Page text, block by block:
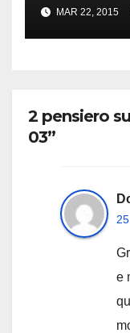
MAR 22, 2015
2 pensiero
03”
e